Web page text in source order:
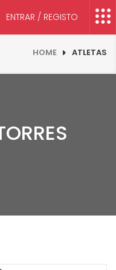
ENTRAR / REGISTO
HOME ATLETAS